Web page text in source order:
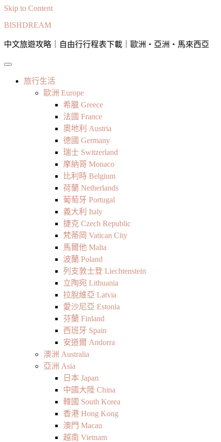
Skip to Content
BISHDREAM
中文旅遊攻略｜自由行行程表下載｜歐洲・亞洲・馬來西亞
旅行生活
歐洲 Europe
希臘 Greece
法國 France
奧地利 Austria
德國 Germany
瑞士 Switzerland
摩納哥 Monaco
比利時 Belgium
荷蘭 Netherlands
葡萄牙 Portugal
義大利 Italy
捷克 Czech Republic
梵蒂岡 Vatican City
馬爾他 Malta
波蘭 Poland
列支敦士登 Liechtenstein
立陶宛 Lithuania
拉脫維亞 Latvia
愛沙尼亞 Estonia
芬蘭 Finland
西班牙 Spain
安道爾 Andorra
澳洲 Australia
亞洲 Asia
日本 Japan
中國大陸 China
韓國 South Korea
香港 Hong Kong
澳門 Macau
越南 Vietnam